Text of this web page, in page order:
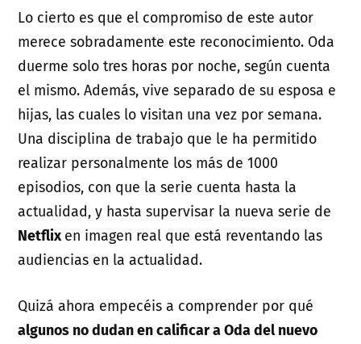
Lo cierto es que el compromiso de este autor
merece sobradamente este reconocimiento. Oda
duerme solo tres horas por noche, según cuenta
el mismo. Además, vive separado de su esposa e
hijas, las cuales lo visitan una vez por semana.
Una disciplina de trabajo que le ha permitido
realizar personalmente los más de 1000
episodios, con que la serie cuenta hasta la
actualidad, y hasta supervisar la nueva serie de
Netflix en imagen real que está reventando las
audiencias en la actualidad.
Quizá ahora empecéis a comprender por qué
algunos no dudan en calificar a Oda del nuevo